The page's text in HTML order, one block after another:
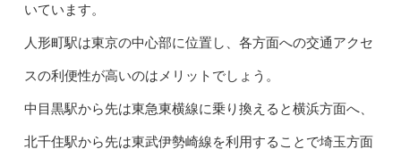
いています。
人形町駅は東京の中心部に位置し、各方面への交通アクセ
スの利便性が高いのはメリットでしょう。
中目黒駅から先は東急東横線に乗り換えると横浜方面へ、
北千住駅から先は東武伊勢崎線を利用することで埼玉方面